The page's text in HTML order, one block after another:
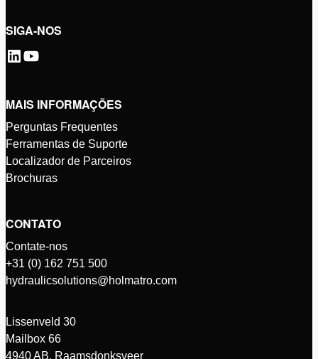
SIGA-NOS
MAIS INFORMAÇÕES
Perguntas Frequentes
Ferramentas de Suporte
Localizador de Parceiros
Brochuras
CONTATO
Contate-nos
+31 (0) 162 751 500
hydraulicsolutions@holmatro.com
Lissenveld 30
Mailbox 66
4940 AB, Raamsdonksveer